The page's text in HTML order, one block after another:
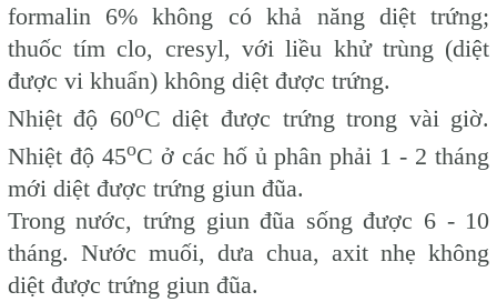
formalin 6% không có khả năng diệt trứng;
thuốc tím clo, cresyl, với liều khử trùng (diệt
được vi khuẩn) không diệt được trứng.
Nhiệt độ 60oC diệt được trứng trong vài giờ.
Nhiệt độ 45oC ở các hố ủ phân phải 1 - 2 tháng
mới diệt được trứng giun đũa.
Trong nước, trứng giun đũa sống được 6 - 10
tháng. Nước muối, dưa chua, axit nhẹ không
diệt được trứng giun đũa.